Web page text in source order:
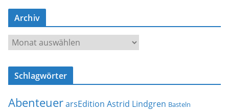
-
d
s
e
Archiv
r
c
v
Schlagwörter
AbenteuerarsEdition Astrid Lindgren Basteln